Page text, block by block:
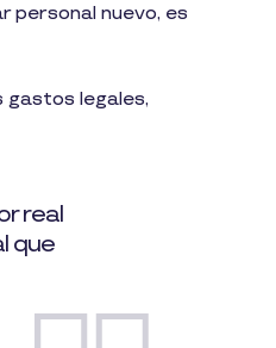
personal nuevo, es
gastos legales,
real
que